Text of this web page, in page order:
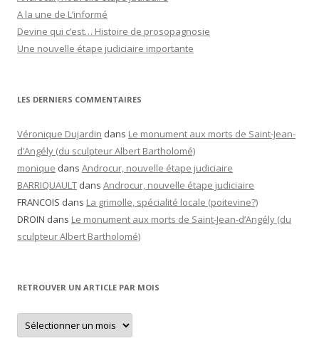
A la une de L’informé
Devine qui c’est… Histoire de prosopagnosie
Une nouvelle étape judiciaire importante
LES DERNIERS COMMENTAIRES
Véronique Dujardin dans Le monument aux morts de Saint-Jean-
d’Angély (du sculpteur Albert Bartholomé)
monique dans Androcur, nouvelle étape judiciaire
BARRIQUAULT dans Androcur, nouvelle étape judiciaire
FRANCOIS dans La grimolle, spécialité locale (poitevine?)
DROIN dans Le monument aux morts de Saint-Jean-d’Angély (du
sculpteur Albert Bartholomé)
RETROUVER UN ARTICLE PAR MOIS
Retrouver
un
article